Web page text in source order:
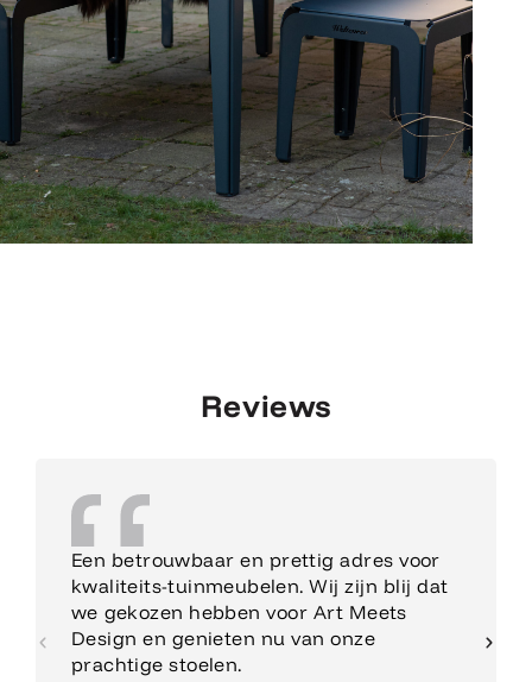
Reviews
Een betrouwbaar en prettig adres voor
kwaliteits-tuinmeubelen. Wij zijn blij dat
we gekozen hebben voor Art Meets
Design en genieten nu van onze
prachtige stoelen.